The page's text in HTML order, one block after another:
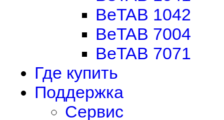
BeTAB 1042
BeTAB 7004
BeTAB 7071
Где купить
Поддержка
Сервис